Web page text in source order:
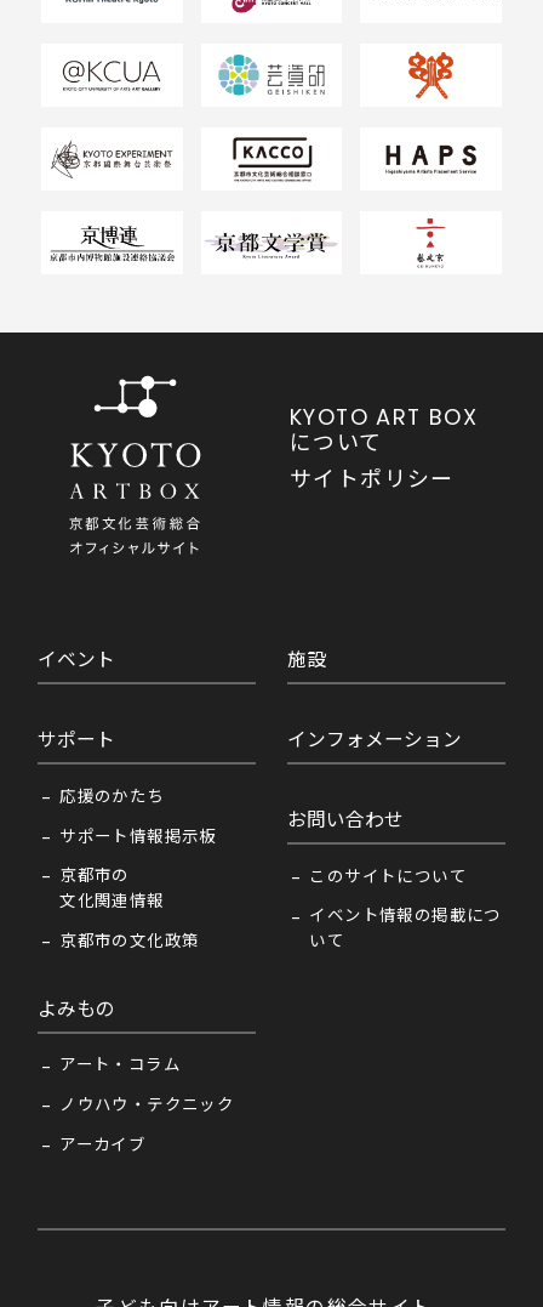
KYOTO ART BOX
について
サイトポリシー
イベント
サポート
応援のかたち
サポート情報掲示板
京都市の
文化関連情報
京都市の文化政策
よみもの
アート・コラム
ノウハウ・テクニック
アーカイブ
施設
インフォメーション
お問い合わせ
このサイトについて
イベント情報の掲載につ
いて